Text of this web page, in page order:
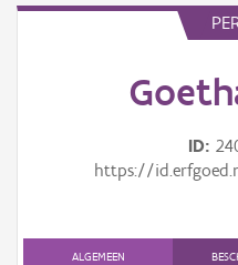
Thema
ID
https://
ALGEMEEN